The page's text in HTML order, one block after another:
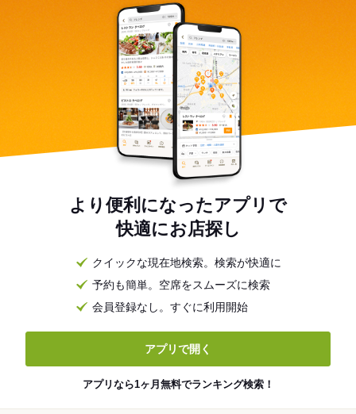
より便利になったアプリで
快適にお店探し
クイックな現在地検索。検索が快適に
予約も簡単。空席をスムーズに検索
会員登録なし。すぐに利用開始
アプリで開く
アプリなら1ヶ月無料でランキング検索！